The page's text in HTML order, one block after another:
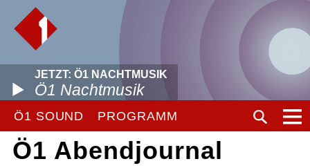
JETZT: Ö1 NACHTMUSIK
Ö1 Nachtmusik
Ö1 SOUND PROGRAMM
Ö1 Abendjournal